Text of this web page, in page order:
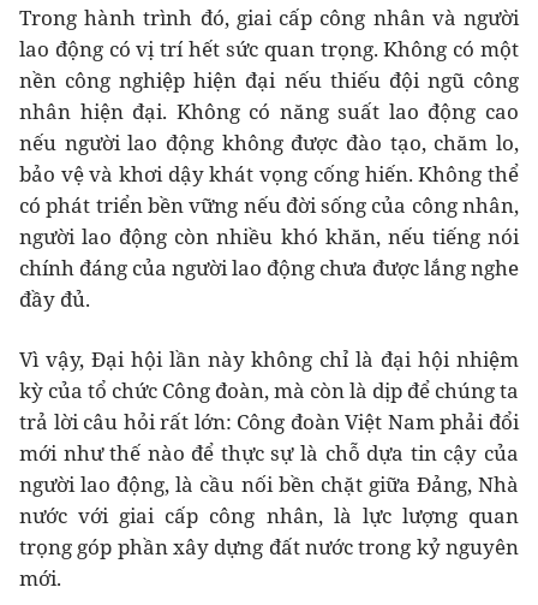
Trong hành trình đó, giai cấp công nhân và người
lao động có vị trí hết sức quan trọng. Không có một
nền công nghiệp hiện đại nếu thiếu đội ngũ công
nhân hiện đại. Không có năng suất lao động cao
nếu người lao động không được đào tạo, chăm lo,
bảo vệ và khơi dậy khát vọng cống hiến. Không thể
có phát triển bền vững nếu đời sống của công nhân,
người lao động còn nhiều khó khăn, nếu tiếng nói
chính đáng của người lao động chưa được lắng nghe
đầy đủ.
Vì vậy, Đại hội lần này không chỉ là đại hội nhiệm
kỳ của tổ chức Công đoàn, mà còn là dịp để chúng ta
trả lời câu hỏi rất lớn: Công đoàn Việt Nam phải đổi
mới như thế nào để thực sự là chỗ dựa tin cậy của
người lao động, là cầu nối bền chặt giữa Đảng, Nhà
nước với giai cấp công nhân, là lực lượng quan
trọng góp phần xây dựng đất nước trong kỷ nguyên
mới.